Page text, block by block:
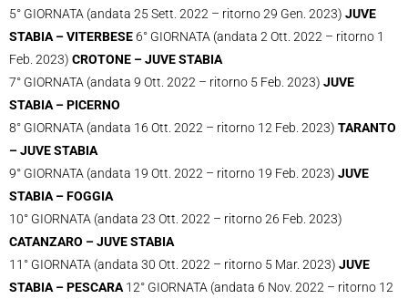
5° GIORNATA (andata 25 Sett. 2022 – ritorno 29 Gen. 2023) JUVE
STABIA – VITERBESE6° GIORNATA (andata 2 Ott. 2022 – ritorno 1
Feb. 2023) CROTONE – JUVE STABIA
7° GIORNATA (andata 9 Ott. 2022 – ritorno 5 Feb. 2023) JUVE
STABIA – PICERNO
8° GIORNATA (andata 16 Ott. 2022 – ritorno 12 Feb. 2023) TARANTO
– JUVE STABIA
9° GIORNATA (andata 19 Ott. 2022 – ritorno 19 Feb. 2023) JUVE
STABIA – FOGGIA
10° GIORNATA (andata 23 Ott. 2022 – ritorno 26 Feb. 2023)
CATANZARO – JUVE STABIA
11° GIORNATA (andata 30 Ott. 2022 – ritorno 5 Mar. 2023) JUVE
STABIA – PESCARA 12° GIORNATA (andata 6 Nov. 2022 – ritorno 12